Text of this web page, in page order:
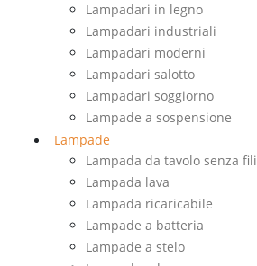
Lampadari in legno
Lampadari industriali
Lampadari moderni
Lampadari salotto
Lampadari soggiorno
Lampade a sospensione
Lampade
Lampada da tavolo senza fili
Lampada lava
Lampada ricaricabile
Lampade a batteria
Lampade a stelo